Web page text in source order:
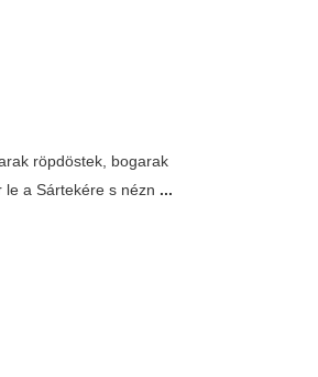
röpdöstek, bogarak
a Sártekére s nézn ...